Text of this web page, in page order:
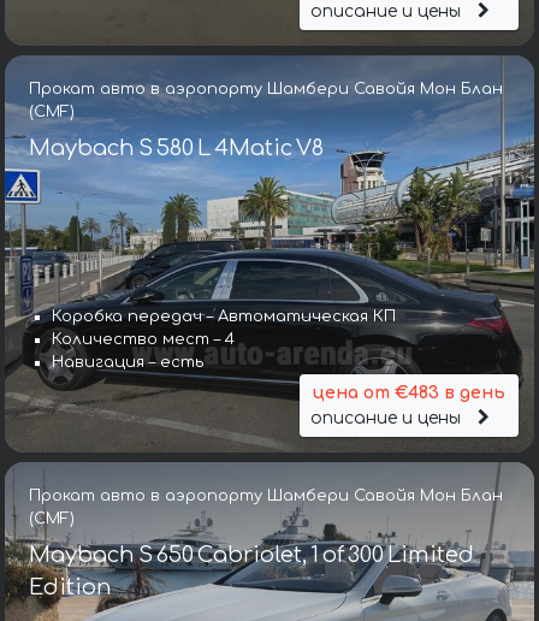
описание и цены
Прокат авто в аэропорту Шамбери Савойя Мон Блан
(CMF)
Maybach S 580 L 4Matic V8
Коробка передач – Автоматическая КП
Количество мест – 4
Навигация – есть
цена от €483 в день
описание и цены
Прокат авто в аэропорту Шамбери Савойя Мон Блан
(CMF)
Maybach S 650 Cabriolet, 1 of 300 Limited
Edition